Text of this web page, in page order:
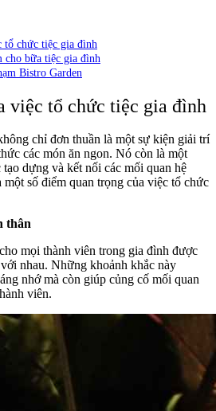
tổ chức tiệc gia đình
cho bữa tiệc gia đình
Bistro Garden
việc tổ chức tiệc gia đình
chỉ đơn thuần là một sự kiện giải trí
các món ăn ngon. Nó còn là một
dựng và kết nối các mối quan hệ
số điểm quan trọng của việc tổ chức
thân
mọi thành viên trong gia đình được
nhau. Những khoảnh khắc này
nhớ mà còn giúp củng cố mối quan
viên.